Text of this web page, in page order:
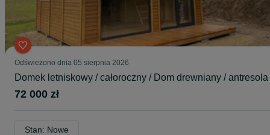
Odświeżono dnia 05 sierpnia 2026
Domek letniskowy / całoroczny / Dom drewniany / antresola
72 000 zł
Stan: Nowe